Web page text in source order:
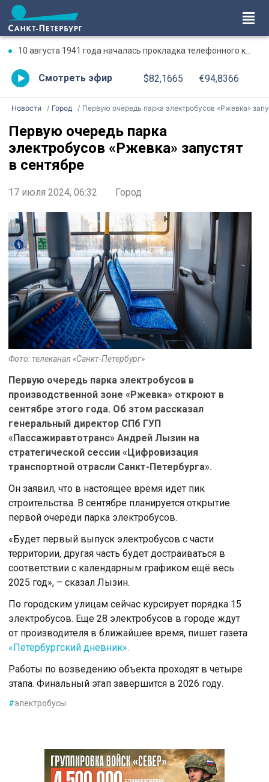
10 августа 1941 года началась прокладка телефонного кабеля по дну Ладожского озера
Смотреть эфир $82,1665 €94,8366
Новости Город Первую очередь парка электробусов «Ржевка» запустят в сентябре
Первую очередь парка
электробусов «Ржевка» запустят
в сентябре
17 июля 2024, 06:32 Город
Фото: телеканал «Санкт-Петербург»
Первую очередь парка электробусов в
производственной зоне «Ржевка» откроют в
сентябре этого года. Об этом рассказал
генеральный директор СПб ГУП
«Пассажиравтотранс» Андрей Лызин на
стратегической сессии «Цифровизация
транспортной отрасли Санкт-Петербурга».
Он заявил, что в настоящее время идет пик
строительства. В сентябре планируется открытие
первой очереди парка электробусов.
«Будет первый выпуск электробусов с части
территории, другая часть будет достраиваться в
соответствии с календарным графиком ещё весь
2025 год», – сказал Лызин.
По городским улицам сейчас курсирует порядка 15
электробусов. Еще 28 электробусов в городе ждут
от производителя в ближайшее время, пишет газета
«Петербургский дневник».
Работы по возведению объекта проходят в четыре
этапа. Финальный этап завершится в 2026 году.
#электробусы